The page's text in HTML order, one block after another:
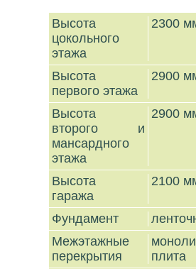
Высота
цокольного
этажа
2300
Высота
первого этажа
2900
Высота
второго и
мансардного
этажа
2900
Высота
гаража
2100
Фундамент
Межэтажные
перекрытия
плита